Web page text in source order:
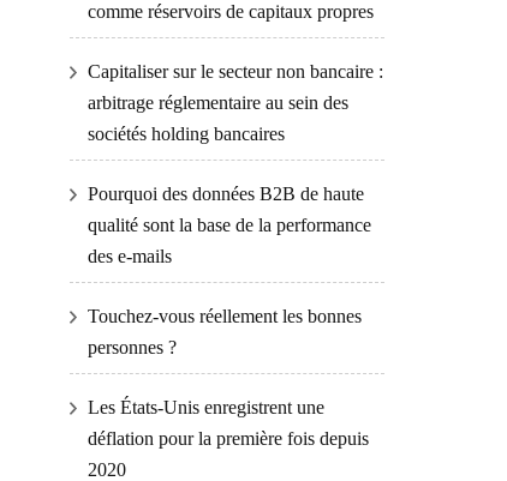
comme réservoirs de capitaux propres
Capitaliser sur le secteur non bancaire :
arbitrage réglementaire au sein des
sociétés holding bancaires
Pourquoi des données B2B de haute
qualité sont la base de la performance
des e-mails
Touchez-vous réellement les bonnes
personnes ?
Les États-Unis enregistrent une
déflation pour la première fois depuis
2020